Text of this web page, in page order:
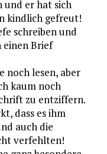
und er hat sich
kindlich gefreut!
schreiben und
Brief
noch lesen, aber
kaum noch
zu entziffern.
dass es ihm
auch die
verfehlten!